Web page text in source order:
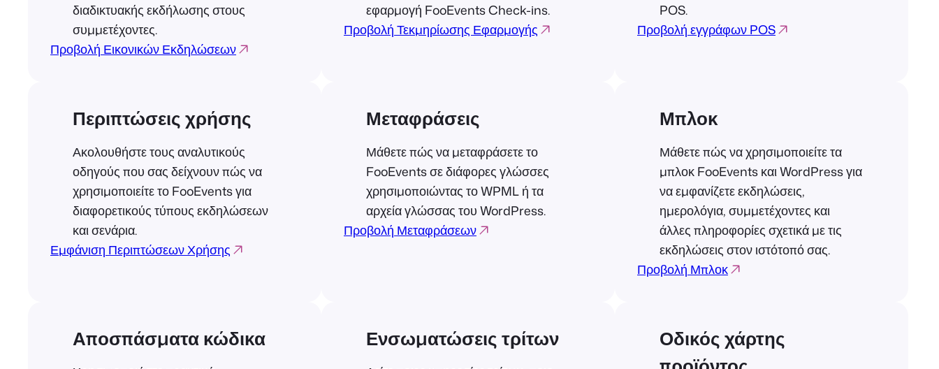
διαδικτυακής εκδήλωσης στους
συμμετέχοντες.
Προβολή Εικονικών Εκδηλώσεων
εφαρμογή FooEvents Check-ins.
Προβολή Τεκμηρίωσης Εφαρμογής
POS.
Προβολή εγγράφων POS
Περιπτώσεις χρήσης
Ακολουθήστε τους αναλυτικούς
οδηγούς που σας δείχνουν πώς να
χρησιμοποιείτε το FooEvents για
διαφορετικούς τύπους εκδηλώσεων
και σενάρια.
Εμφάνιση Περιπτώσεων Χρήσης
Μεταφράσεις
Μάθετε πώς να μεταφράσετε το
FooEvents σε διάφορες γλώσσες
χρησιμοποιώντας το WPML ή τα
αρχεία γλώσσας του WordPress.
Προβολή Μεταφράσεων
Μπλοκ
Μάθετε πώς να χρησιμοποιείτε τα
μπλοκ FooEvents και WordPress για
να εμφανίζετε εκδηλώσεις,
ημερολόγια, συμμετέχοντες και
άλλες πληροφορίες σχετικά με τις
εκδηλώσεις στον ιστότοπό σας.
Προβολή Μπλοκ
Αποσπάσματα κώδικα Ενσωματώσεις τρίτων
Οδικός χάρτης